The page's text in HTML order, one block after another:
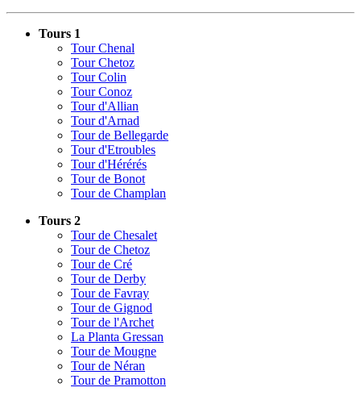
Tours 1
Tour Chenal
Tour Chetoz
Tour Colin
Tour Conoz
Tour d'Allian
Tour d'Arnad
Tour de Bellegarde
Tour d'Etroubles
Tour d'Hérérés
Tour de Bonot
Tour de Champlan
Tours 2
Tour de Chesalet
Tour de Chetoz
Tour de Cré
Tour de Derby
Tour de Favray
Tour de Gignod
Tour de l'Archet
La Planta Gressan
Tour de Mougne
Tour de Néran
Tour de Pramotton